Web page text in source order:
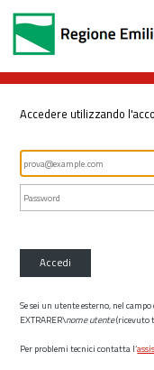
Accedere utilizzando
Accedi
Se sei un utente esterno, nel
EXTRARER\nome utente(ricevuto
Per problemi tecnici contatta l’